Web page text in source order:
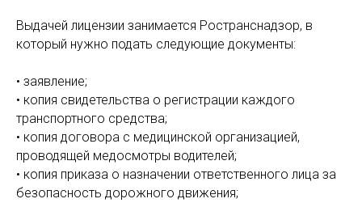
Выдачей лицензии занимается Ространснадзор, в
который нужно подать следующие документы:
• заявление;
• копия свидетельства о регистрации каждого
транспортного средства;
• копия договора с медицинской организацией,
проводящей медосмотры водителей;
• копия приказа о назначении ответственного лица за
безопасность дорожного движения;